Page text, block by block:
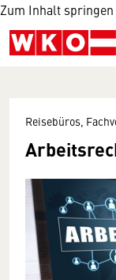
Zum Inhalt springen
Reisebüros,